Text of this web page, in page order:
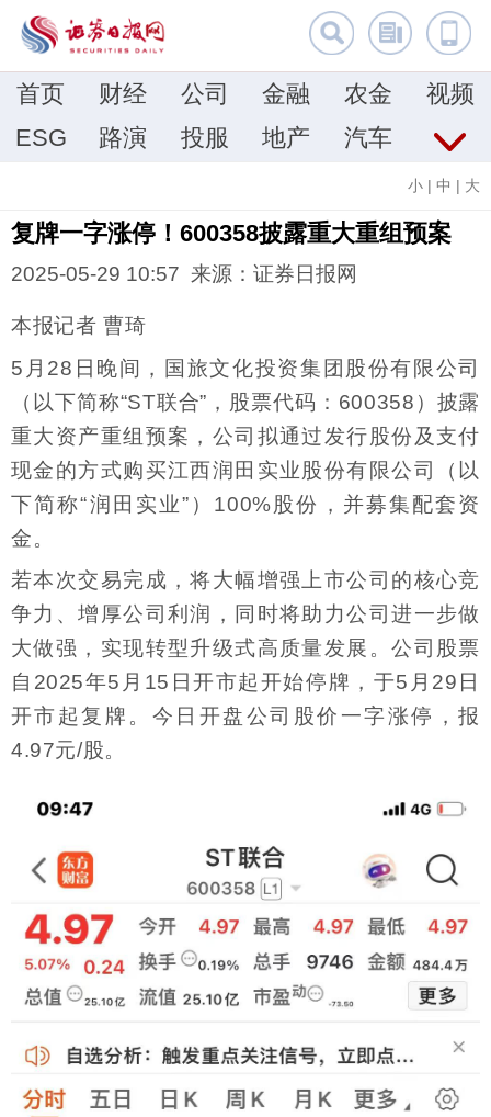
首页 财经 公司 金融 农金
视频
ESG
路演 投服 地产 汽车
小 | 中 | 大
复牌一字涨停！600358披露重大重组预案
2025-05-29 10:57 来源：证券日报网
本报记者 曹琦
5月28日晚间，国旅文化投资集团股份有限公司
（以下简称“ST联合”，股票代码：600358）披露
重大资产重组预案，公司拟通过发行股份及支付
现金的方式购买江西润田实业股份有限公司（以
下简称“润田实业”）100%股份，并募集配套资
金。
若本次交易完成，将大幅增强上市公司的核心竞
争力、增厚公司利润，同时将助力公司进一步做
大做强，实现转型升级式高质量发展。公司股票
自2025年5月15日开市起开始停牌，于5月29日
开市起复牌。今日开盘公司股价一字涨停，报
4.97元/股。